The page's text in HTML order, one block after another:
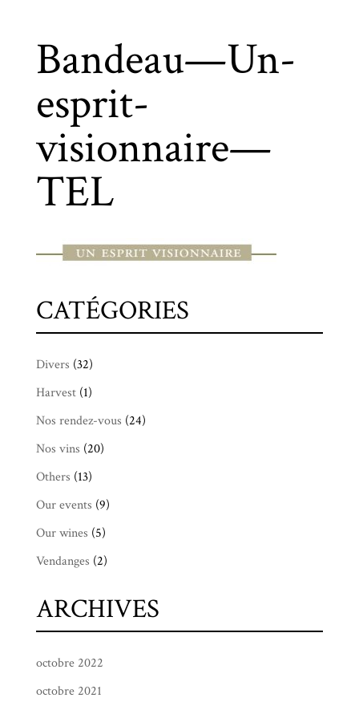
Bandeau—Un-
esprit-
visionnaire—
TEL
CATÉGORIES
Divers (32)
Harvest(1)
Nos rendez-vous (24)
Nos vins (20)
Others (13)
Our events (9)
Our wines (5)
Vendanges (2)
ARCHIVES
octobre 2022
octobre 2021